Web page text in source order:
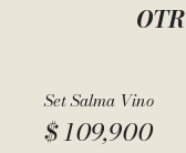
Set Salma Vino
$109,900